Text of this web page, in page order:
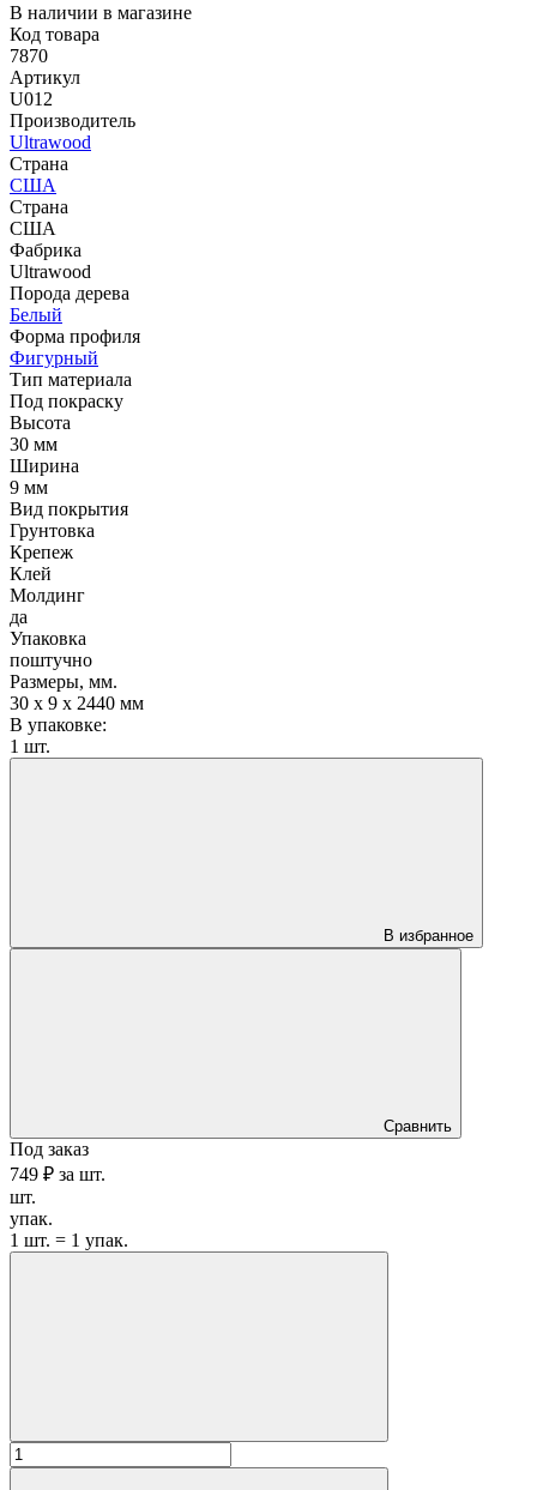
В наличии в магазине
Код товара
7870
Артикул
U012
Производитель
Ultrawood
Страна
США
Страна
США
Фабрика
Ultrawood
Порода дерева
Белый
Форма профиля
Фигурный
Тип материала
Под покраску
Высота
30 мм
Ширина
9 мм
Вид покрытия
Грунтовка
Крепеж
Клей
Молдинг
да
Упаковка
поштучно
Размеры, мм.
30 х 9 х 2440 мм
В упаковке:
1 шт.
В избранное
Сравнить
Под заказ
749 ₽ за шт.
шт.
упак.
1 шт. = 1 упак.